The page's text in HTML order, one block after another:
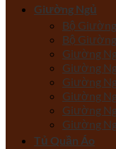
Giường Ngủ
Bộ
Bộ
Giường
Giường
Giường
Giường
Giường
Giường
Tủ Quần Áo